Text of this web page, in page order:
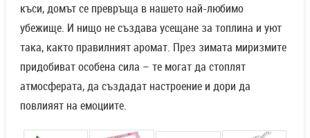
къси, домът се превръща в нашето най-любимо
убежище. И нищо не създава усещане за топлина и уют
така, както правилният аромат. През зимата миризмите
придобиват особена сила – те могат да стоплят
атмосферата, да създадат настроение и дори да
повлияят на емоциите.